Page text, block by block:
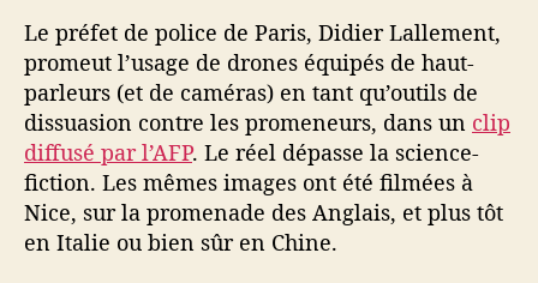
Le préfet de police de Paris, Didier Lallement,
promeut l’usage de drones équipés de haut-
parleurs (et de caméras) en tant qu’outils de
dissuasion contre les promeneurs, dans un clip
diffusé par l’AFP. Le réel dépasse la science-
fiction. Les mêmes images ont été filmées à
Nice, sur la promenade des Anglais, et plus tôt
en Italie ou bien sûr en Chine.